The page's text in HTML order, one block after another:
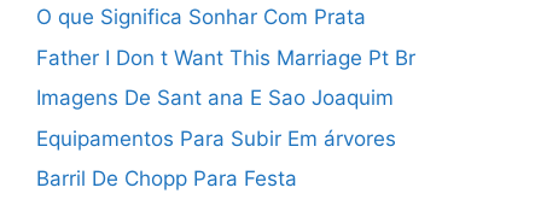
O que Significa Sonhar Com Prata
Father I Don t Want This Marriage Pt Br
Imagens De Sant ana E Sao Joaquim
Equipamentos Para Subir Em árvores
Barril De Chopp Para Festa